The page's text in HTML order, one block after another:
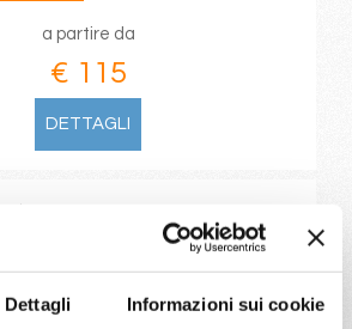
Dettagli Informazioni sui cookie
a partire da
€ 115
DETTAGLI
Europa
Genova